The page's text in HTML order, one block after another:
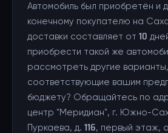
Автомобиль был приобретён и
конечному покупателю на
доставки составляет от 10
приобрести такой же
рассмотреть другие варианты,
соответствующие вашим
бюджету? Обращайтесь по
центр "Меридиан", г. Южно-
Пуркаева, д. 116, первый этаж,